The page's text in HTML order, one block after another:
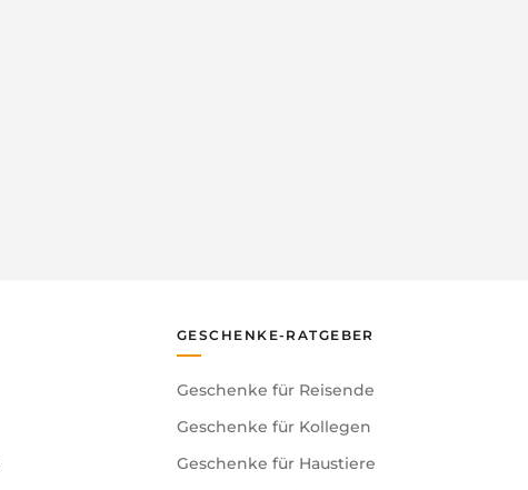
GESCHENKE-RATGEBER
Geschenke für Reisende
Geschenke für Kollegen
Geschenke für Haustiere